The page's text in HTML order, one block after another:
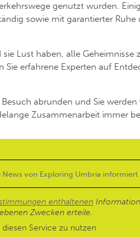
genutzt wurden.
sowie mit garantierter
Lust haben, alle
Sie erfahrene Experten auf
abrunden und Sie
Zusammenarbeit immer
enthaltenen
Zwecken erteile.
diesen Service zu nutzen